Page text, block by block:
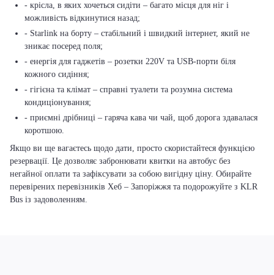
- крісла, в яких хочеться сидіти – багато місця для ніг і
можливість відкинутися назад;
- Starlink на борту – стабільний і швидкий інтернет, який не
зникає посеред поля;
- енергія для гаджетів – розетки 220V та USB-порти біля
кожного сидіння;
- гігієна та клімат – справні туалети та розумна система
кондиціонування;
- приємні дрібниці – гаряча кава чи чай, щоб дорога здавалася
коротшою.
Якщо ви ще вагаєтесь щодо дати, просто скористайтеся функцією
резервації. Це дозволяє забронювати квитки на автобус без
негайної оплати та зафіксувати за собою вигідну ціну. Обирайте
перевірених перевізників Хеб – Запоріжжя та подорожуйте з KLR
Bus із задоволенням.